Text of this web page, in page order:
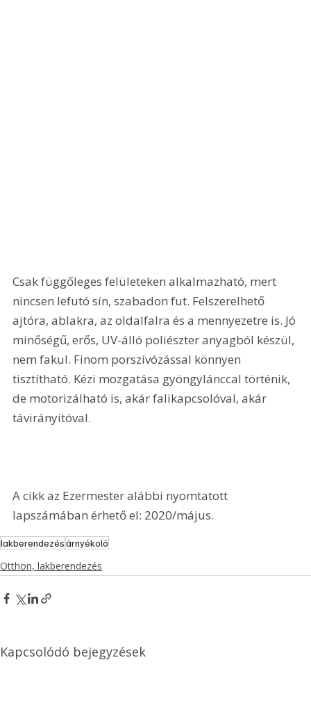
Csak függőleges felületeken alkalmazható, mert
nincsen lefutó sín, szabadon fut. Felszerelhető
ajtóra, ablakra, az oldalfalra és a mennyezetre is. Jó
minőségű, erős, UV-álló poliészter anyagból készül,
nem fakul. Finom porszívózással könnyen
tisztítható. Kézi mozgatása gyöngylánccal történik,
de motorizálható is, akár falikapcsolóval, akár
távirányítóval.
A cikk az Ezermester alábbi nyomtatott
lapszámában érhető el: 2020/május.
lakberendezésárnyékoló
Otthon, lakberendezés
Kapcsolódó bejegyzések